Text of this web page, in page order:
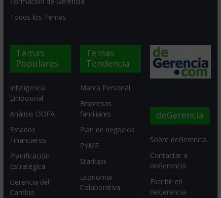
Todos los Temas
Temas
Populares
Inteligencia
Emocional
Análisis DOFA
Estados
Financieros
Planificación
Estratégica
Gerencia del
Cambio
Temas
Tendencia
Marca Personal
Empresas
familiares
Plan de negocios
PYME
Startups
Economia
Colaborativa
deGerencia
Sobre deGerencia
Contactar a
deGerencia
Escribir en
deGerencia